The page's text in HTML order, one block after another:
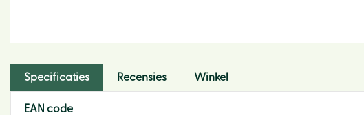
Specificaties Recensies Winkel
EAN code